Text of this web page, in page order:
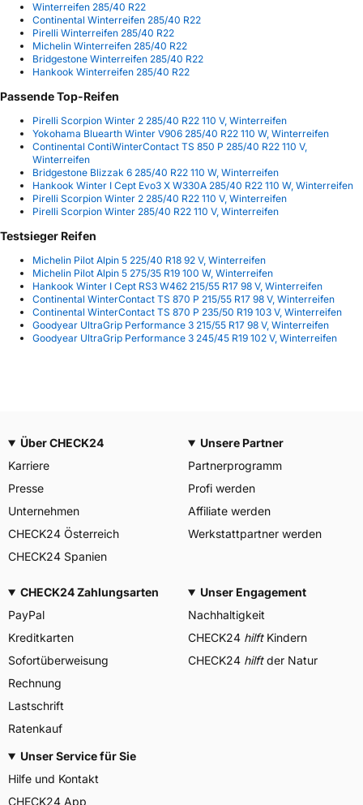
Winterreifen 285/40 R22
Continental Winterreifen 285/40 R22
Pirelli Winterreifen 285/40 R22
Michelin Winterreifen 285/40 R22
Bridgestone Winterreifen 285/40 R22
Hankook Winterreifen 285/40 R22
Passende Top-Reifen
Pirelli Scorpion Winter 2 285/40 R22 110 V, Winterreifen
Yokohama Bluearth Winter V906 285/40 R22 110 W, Winterreifen
Continental ContiWinterContact TS 850 P 285/40 R22 110 V,
Winterreifen
Bridgestone Blizzak 6 285/40 R22 110 W, Winterreifen
Hankook Winter I Cept Evo3 X W330A 285/40 R22 110 W, Winterreifen
Pirelli Scorpion Winter 2 285/40 R22 110 V, Winterreifen
Pirelli Scorpion Winter 285/40 R22 110 V, Winterreifen
Testsieger Reifen
Michelin Pilot Alpin 5 225/40 R18 92 V, Winterreifen
Michelin Pilot Alpin 5 275/35 R19 100 W, Winterreifen
Hankook Winter I Cept RS3 W462 215/55 R17 98 V, Winterreifen
Continental WinterContact TS 870 P 215/55 R17 98 V, Winterreifen
Continental WinterContact TS 870 P 235/50 R19 103 V, Winterreifen
Goodyear UltraGrip Performance 3 215/55 R17 98 V, Winterreifen
Goodyear UltraGrip Performance 3 245/45 R19 102 V, Winterreifen
Über CHECK24
Karriere
Presse
Unternehmen
CHECK24 Österreich
CHECK24 Spanien
Unsere Partner
Partnerprogramm
Profi werden
Affiliate werden
Werkstattpartner werden
CHECK24 Zahlungsarten
PayPal
Kreditkarten
Sofortüberweisung
Rechnung
Lastschrift
Ratenkauf
Unser Engagement
Nachhaltigkeit
CHECK24 hilftKindern
CHECK24 hilftder Natur
Unser Service für Sie
Hilfe und Kontakt
CHECK24 App